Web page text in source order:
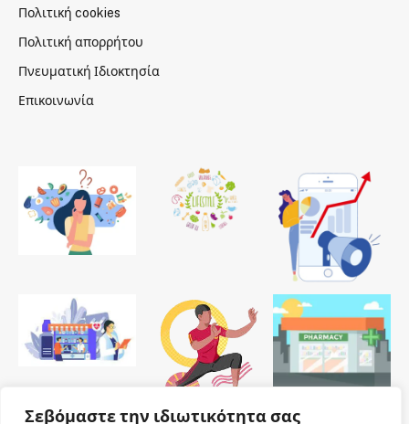
Σεβόμαστε την ιδιωτικότητα σας
Πολιτική cookies
Πολιτική απορρήτου
Πνευματική Ιδιοκτησία
Επικοινωνία